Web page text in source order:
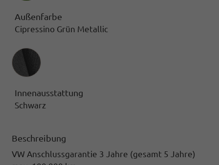
Außenfarbe
Cipressino Grün Metallic
Innenausstattung
Innenausstattung
Schwarz
Beschreibung
VW Anschlussgarantie 3 Jahre (gesamt 5 Jahre)